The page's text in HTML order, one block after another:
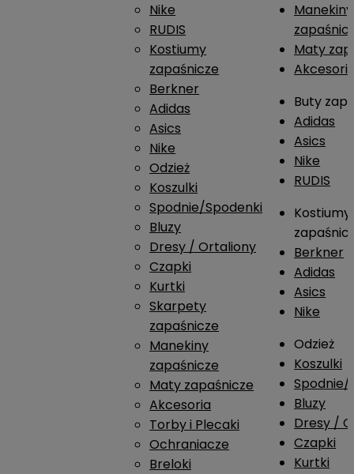
Nike
RUDIS
Kostiumy
zapaśnicze
Berkner
Adidas
Asics
Nike
Odzież
Koszulki
Spodnie/Spodenki
Bluzy
Dresy / Ortaliony
Czapki
Kurtki
Skarpety
zapaśnicze
Manekiny
zapaśnicze
Maty zapaśnicze
Akcesoria
Torby i Plecaki
Ochraniacze
Breloki
Manekiny
Maty
Buty
Adidas
Asics
Nike
RUDIS
Kostiumy
Berkner
Adidas
Asics
Nike
Odzież
Koszulki
Spodnie/
Bluzy
Dresy /
Czapki
Kurtki